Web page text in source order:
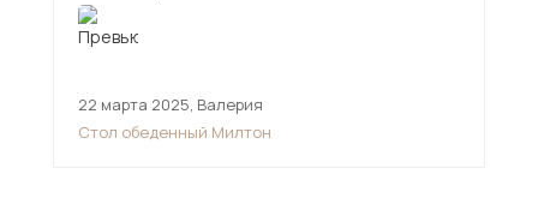
22 марта 2025, Валерия
Стол обеденный Милтон